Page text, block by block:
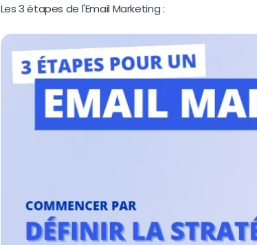
Les 3 étapes de l'Email Marketing :